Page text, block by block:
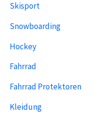
Skisport
Snowboarding
Hockey
Fahrrad
Fahrrad Protektoren
Kleidung